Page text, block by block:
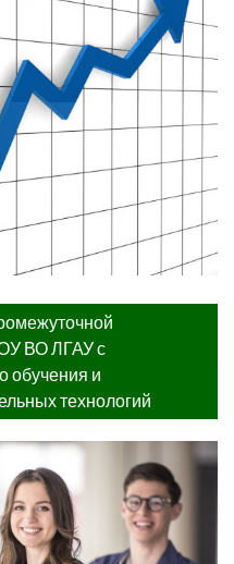
ВО ЛГАУ с
обучения и
технологий